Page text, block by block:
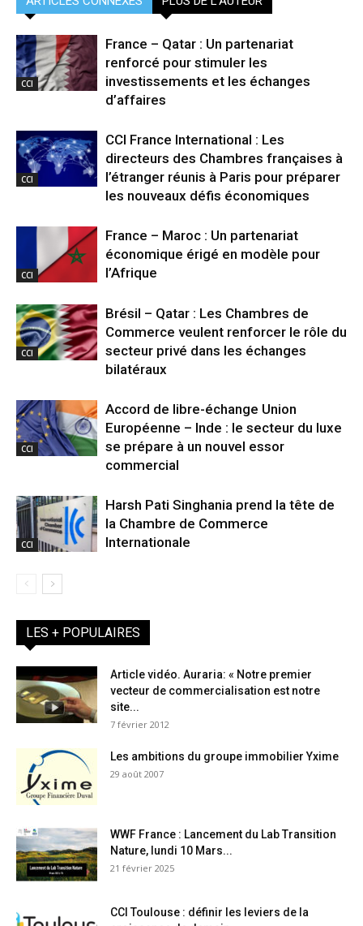
CCI
France – Qatar : Un partenariat
renforcé pour stimuler les
investissements et les échanges
d’affaires
CCI
CCI France International : Les
directeurs des Chambres françaises à
l’étranger réunis à Paris pour préparer
les nouveaux défis économiques
CCI
France – Maroc : Un partenariat
économique érigé en modèle pour
l’Afrique
CCI
Brésil – Qatar : Les Chambres de
Commerce veulent renforcer le rôle du
secteur privé dans les échanges
bilatéraux
CCI
Accord de libre-échange Union
Européenne – Inde : le secteur du luxe
se prépare à un nouvel essor
commercial
CCI
Harsh Pati Singhania prend la tête de
la Chambre de Commerce
Internationale
LES + POPULAIRES
Article vidéo. Auraria: « Notre premier
vecteur de commercialisation est notre
site...
7 février 2012
Les ambitions du groupe immobilier Yxime
29 août 2007
WWF France : Lancement du Lab Transition
Nature, lundi 10 Mars...
21 février 2025
CCI Toulouse : définir les leviers de la